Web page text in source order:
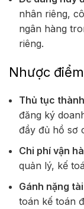
nhân riêng,
ngân hàng
riêng.
Nhược điểm
Thủ tục
đăng ký
đầy đủ hồ sơ
Chi phí vận
quản lý, kế
Gánh nặng
toán kế toán